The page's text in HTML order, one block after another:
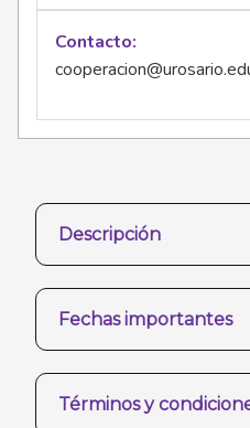
Contacto
Descripción
Fechas importantes
Términos y